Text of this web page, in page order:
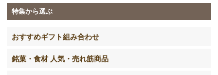
特集から選ぶ
おすすめギフト組み合わせ
銘菓・食材 人気・売れ筋商品